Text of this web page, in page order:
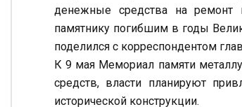
денежные средства на ремонт
памятнику погибшим в годы
поделился с корреспондентом
К 9 мая Мемориал памяти
средств, власти планируют
исторической конструкции.